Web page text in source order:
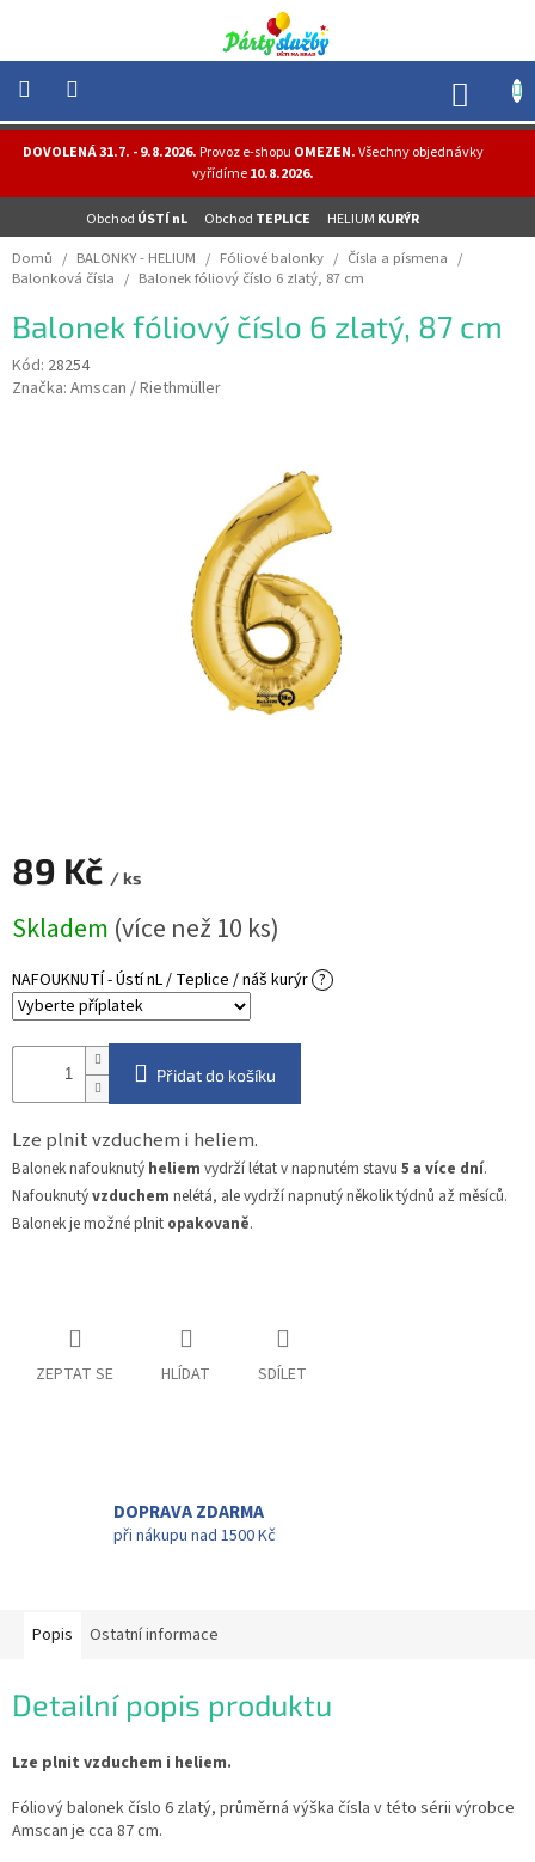
obsah
DOVOLENÁ 31.7. - 9.8.2026.Provoz e-shopu OMEZEN.Všechny objednávky
vyřídíme10.8.2026.
Obchod ÚSTÍ nL Obchod TEPLICE HELIUM KURÝR
NOVINKY
HELIUM
-
OSLAVY
MASKY
Domů / BALONKY - HELIUM / Fóliové balonky / Čísla a písmena /
Balonková čísla / Balonek fóliový číslo 6 zlatý, 87 cm
Balonek fóliový číslo 6 zlatý, 87 cm
Kód: 28254
Značka: Amscan / Riethmüller
89 Kč / ks
cena:
Skladem (více než 10 ks)
NAFOUKNUTÍ - Ústí nL / Teplice / náš kurýr ?
Přidat do košíku
Lze plnit vzduchem i heliem.
Balonek nafouknutý heliem vydrží létat v napnutém stavu 5 a více dní.
Nafouknutývzduchem nelétá, ale vydrží napnutý několik týdnů až měsíců.
Balonek je možné plnit opakovaně.
ZEPTAT SE HLÍDAT SDÍLET
DOPRAVA ZDARMA
při nákupu nad 1500 Kč
Popis Ostatní informace
Detailní popis produktu
Lze plnit vzduchem i heliem.
Fóliový balonek číslo 6 zlatý, průměrná výška čísla v této sérii výrobce
Amscan je cca 87 cm.